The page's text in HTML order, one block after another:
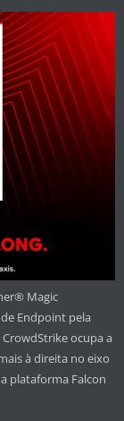
Magic
Endpoint pela
ocupa a
à direita no eixo
plataforma Falcon